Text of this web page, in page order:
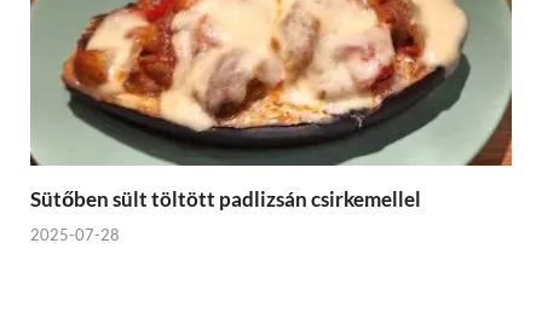
Sütőben sült töltött padlizsán csirkemellel
2025-07-28